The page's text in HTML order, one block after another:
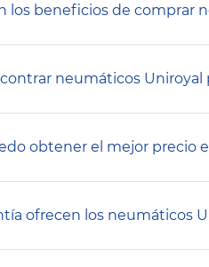
los beneficios de comprar
neumáticos
obtener el mejor precio
ofrecen los neumáticos